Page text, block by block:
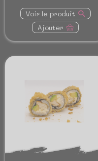
Voir le produit
Ajouter